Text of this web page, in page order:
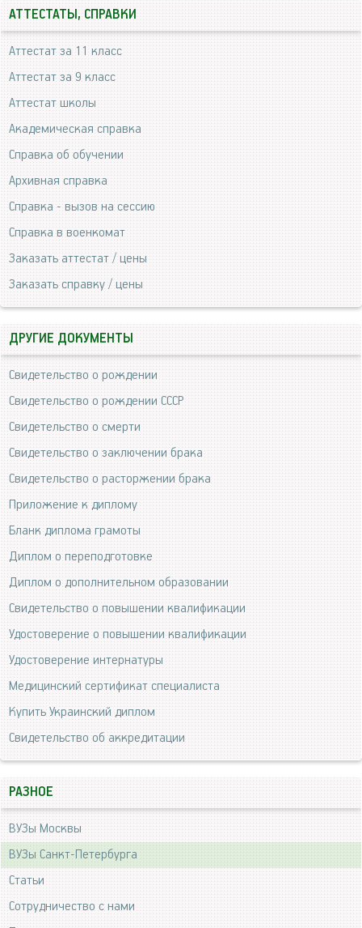
АТТЕСТАТЫ, СПРАВКИ
Аттестат за 11 класс
Аттестат за 9 класс
Аттестат школы
Академическая справка
Справка об обучении
Архивная справка
Справка - вызов на сессию
Справка в военкомат
Заказать аттестат / цены
Заказать справку / цены
ДРУГИЕ ДОКУМЕНТЫ
Свидетельство о рождении
Свидетельство о рождении СССР
Свидетельство о смерти
Свидетельство о заключении брака
Свидетельство о расторжении брака
Приложение к диплому
Бланк диплома грамоты
Диплом о переподготовке
Диплом о дополнительном образовании
Свидетельство о повышении квалификации
Удостоверение о повышении квалификации
Удостоверение интернатуры
Медицинский сертификат специалиста
Купить Украинский диплом
Свидетельство об аккредитации
РАЗНОЕ
ВУЗы Москвы
ВУЗы Санкт-Петербурга
Статьи
Сотрудничество с нами